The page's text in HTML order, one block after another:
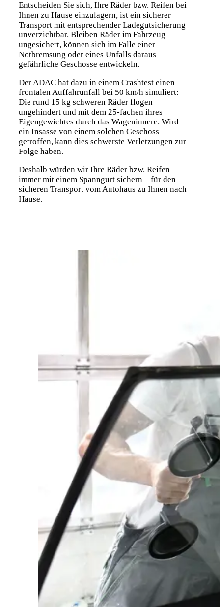
Entscheiden Sie sich, Ihre Räder bzw. Reifen bei
Ihnen zu Hause einzulagern, ist ein sicherer
Transport mit entsprechender Ladegutsicherung
unverzichtbar. Bleiben Räder im Fahrzeug
ungesichert, können sich im Falle einer
Notbremsung oder eines Unfalls daraus
gefährliche Geschosse entwickeln.
Der ADAC hat dazu in einem Crashtest einen
frontalen Auffahrunfall bei 50 km/h simuliert:
Die rund 15 kg schweren Räder flogen
ungehindert und mit dem 25-fachen ihres
Eigengewichtes durch das Wageninnere. Wird
ein Insasse von einem solchen Geschoss
getroffen, kann dies schwerste Verletzungen zur
Folge haben.
Deshalb würden wir Ihre Räder bzw. Reifen
immer mit einem Spanngurt sichern – für den
sicheren Transport vom Autohaus zu Ihnen nach
Hause.